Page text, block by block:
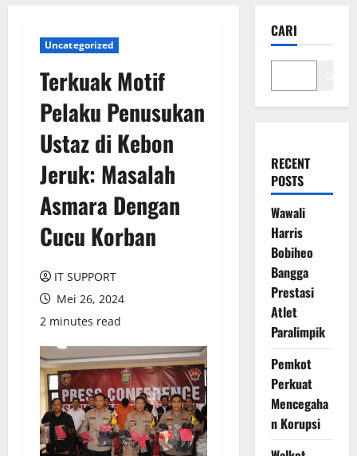
Uncategorized
Terkuak Motif
Pelaku Penusukan
Ustaz di Kebon
Jeruk: Masalah
Asmara Dengan
Cucu Korban
IT SUPPORT
Mei 26, 2024
2 minutes read
CARI
RECENT
POSTS
Wawali
Harris
Bobiheo
Bangga
Prestasi
Atlet
Paralimpik
Pemkot
Perkuat
Mencegaha
n Korupsi